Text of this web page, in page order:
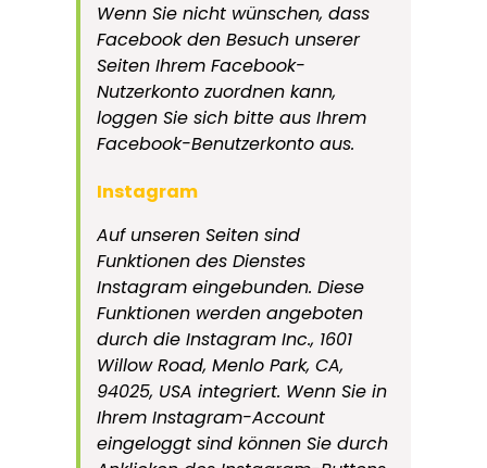
Wenn Sie nicht wünschen, dass
Facebook den Besuch unserer
Seiten Ihrem Facebook-
Nutzerkonto zuordnen kann,
loggen Sie sich bitte aus Ihrem
Facebook-Benutzerkonto aus.
Instagram
Auf unseren Seiten sind
Funktionen des Dienstes
Instagram eingebunden. Diese
Funktionen werden angeboten
durch die Instagram Inc., 1601
Willow Road, Menlo Park, CA,
94025, USA integriert. Wenn Sie in
Ihrem Instagram-Account
eingeloggt sind können Sie durch